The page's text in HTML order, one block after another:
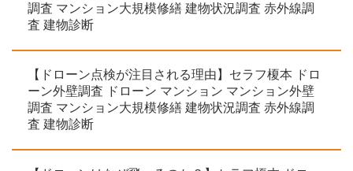
調査 マンション大規模修繕 建物状況調査 赤外線調
査 建物診断
【ドローン点検が注目される理由】セラフ榎本 ドロ
ーン外壁調査 ドローン マンション マンション外壁
調査 マンション大規模修繕 建物状況調査 赤外線調
査 建物診断